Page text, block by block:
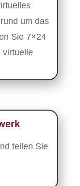
um das
Sie 7×24
virtuelle
teilen Sie